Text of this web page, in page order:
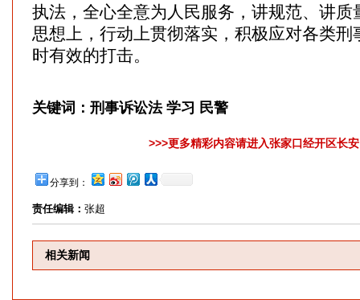
执法，全心全意为人民服务，讲规范、讲质
思想上，行动上贯彻落实，积极应对各类刑
时有效的打击。
关键词： 刑事诉讼法 学习 民警
>>>更多精彩内容请进入张家口经开区长
分享到：
责任编辑： 张超
相关新闻